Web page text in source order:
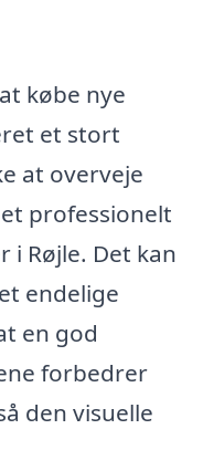
købe nye
et stort
at overveje
professionelt
i Røjle. Det kan
endelige
en god
forbedrer
den visuelle